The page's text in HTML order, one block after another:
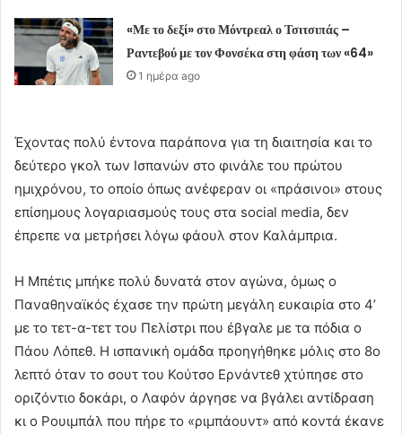
«Με το δεξί» στο Μόντρεαλ ο Τσιτσιπάς –
Ραντεβού με τον Φονσέκα στη φάση των «64»
1 ημέρα ago
Έχοντας πολύ έντονα παράπονα για τη διαιτησία και το
δεύτερο γκολ των Ισπανών στο φινάλε του πρώτου
ημιχρόνου, το οποίο όπως ανέφεραν οι «πράσινοι» στους
επίσημους λογαριασμούς τους στα social media, δεν
έπρεπε να μετρήσει λόγω φάουλ στον Καλάμπρια.
Η Μπέτις μπήκε πολύ δυνατά στον αγώνα, όμως ο
Παναθηναϊκός έχασε την πρώτη μεγάλη ευκαιρία στο 4’
με το τετ-α-τετ του Πελίστρι που έβγαλε με τα πόδια ο
Πάου Λόπεθ. Η ισπανική ομάδα προηγήθηκε μόλις στο 8ο
λεπτό όταν το σουτ του Κούτσο Ερνάντεθ χτύπησε στο
οριζόντιο δοκάρι, ο Λαφόν άργησε να βγάλει αντίδραση
κι ο Ρουιμπάλ που πήρε το «ριμπάουντ» από κοντά έκανε